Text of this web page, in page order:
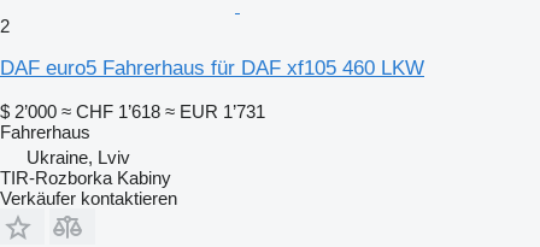
2
DAF euro5 Fahrerhaus für DAF xf105 460 LKW
$ 2’000 ≈ CHF 1’618 ≈ EUR 1’731
Fahrerhaus
Ukraine, Lviv
TIR-Rozborka Kabiny
Verkäufer kontaktieren